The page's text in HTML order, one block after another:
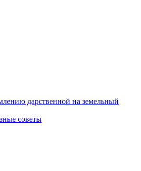
дарственной на земельный
советы